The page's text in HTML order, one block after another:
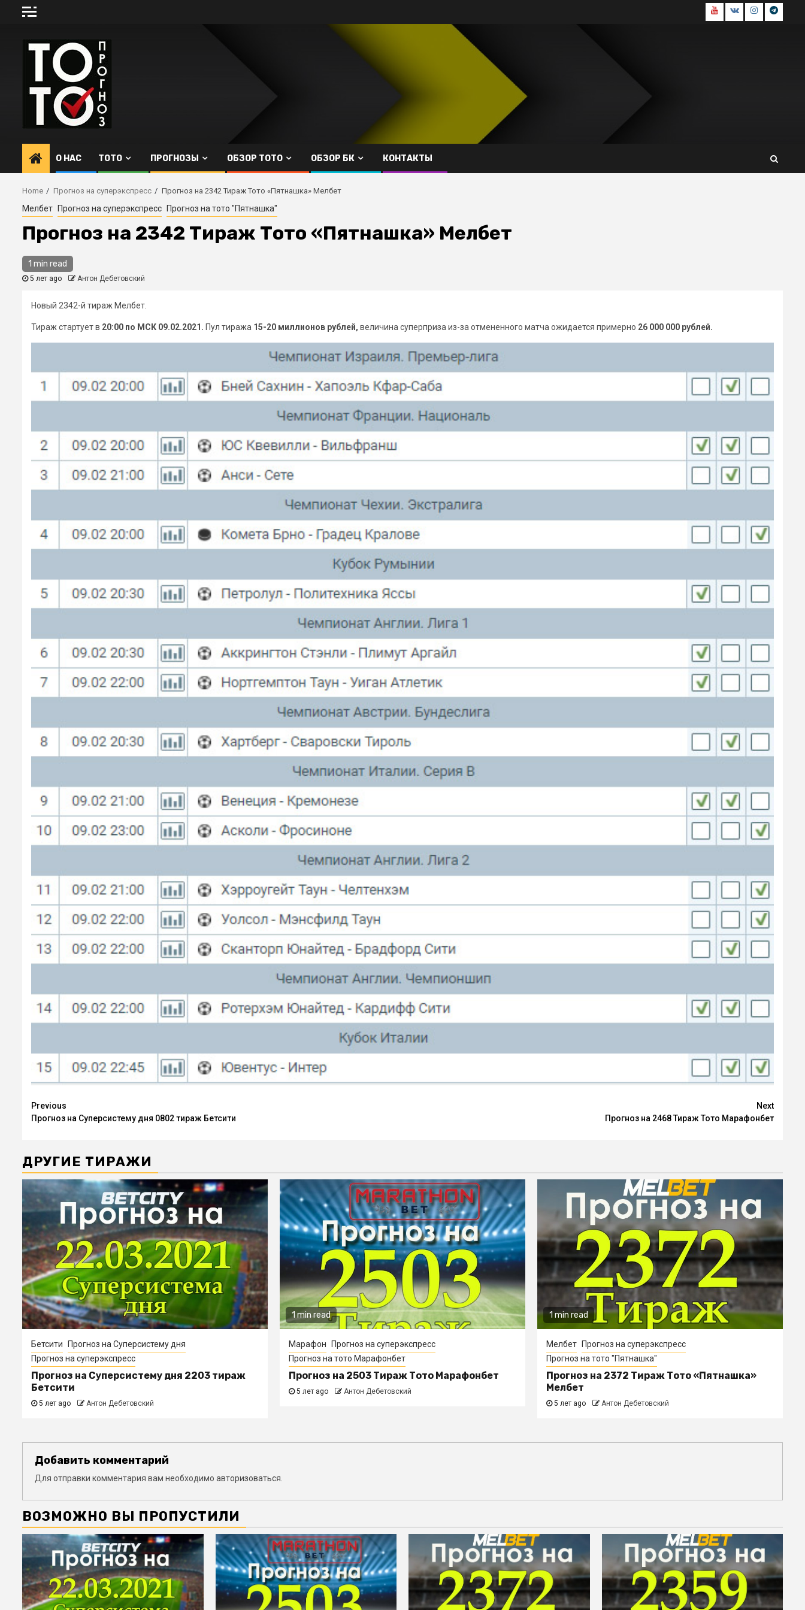
Youtube
В
Инстаграм
О НАС ТОТО ПРОГНОЗЫ ОБЗОР ТОТО ОБЗОР БК КОНТАКТЫ
Home Прогноз на суперэкспресс Прогноз на 2342 Тираж Тото «Пятнашка» Мелбет
Мелбет Прогноз на суперэкспресс Прогноз на тото "Пятнашка"
Прогноз на 2342 Тираж Тото «Пятнашка» Мелбет
1 min read
5 лет ago Антон Дебетовский
Новый 2342-й тираж Мелбет.
Тираж стартует в 20:00 по МСК 09.02.2021. Пул тиража 15-20 миллионов рублей, величина суперприза из-за отмененного матча ожидается примерно 26 000 000 рублей.
Continue
Reading
Previous
Прогноз на Суперсистему дня 0802 тираж Бетсити
Next
Прогноз на 2468 Тираж Тото Марафонбет
ДРУГИЕ ТИРАЖИ
Бетсити
Прогноз на Суперсистему дня
Прогноз на суперэкспресс
Прогноз на Суперсистему дня 2203 тираж
Бетсити
5 лет ago Антон Дебетовский
1 min read
Марафон
Прогноз на суперэкспресс
Прогноз на тото Марафонбет
Прогноз на 2503 Тираж Тото Марафонбет
5 лет ago Антон Дебетовский
1 min read
Мелбет
Прогноз на суперэкспресс
Прогноз на тото "Пятнашка"
Прогноз на 2372 Тираж Тото «Пятнашка»
Мелбет
5 лет ago Антон Дебетовский
Добавить комментарий
Для отправки комментария вам необходимо авторизоваться
ВОЗМОЖНО ВЫ ПРОПУСТИЛИ